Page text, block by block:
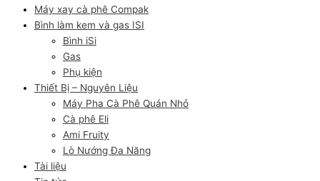
Máy xay cà phê Compak
Bình làm kem và gas ISI
Bình iSi
Gas
Phụ kiện
Thiết Bị – Nguyên Liệu
Máy Pha Cà Phê Quán Nhỏ
Cà phê Eli
Ami Fruity
Lò Nướng Đa Năng
Tài liệu